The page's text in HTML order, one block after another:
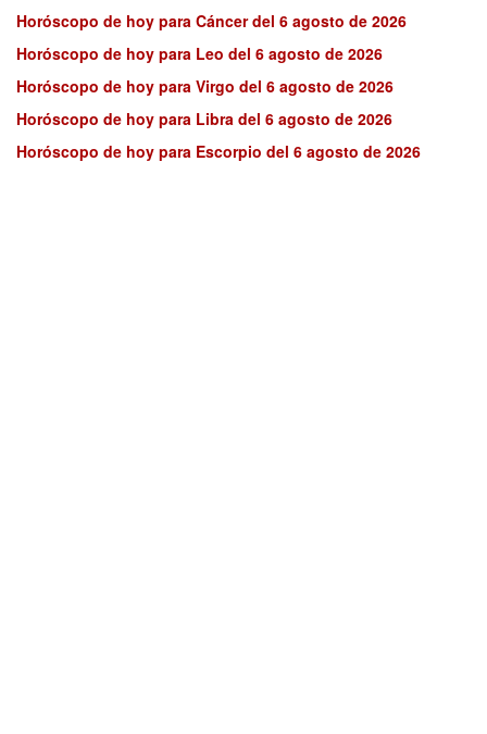
Horóscopo de hoy para Cáncer del 6 agosto de 2026
Horóscopo de hoy para Leo del 6 agosto de 2026
Horóscopo de hoy para Virgo del 6 agosto de 2026
Horóscopo de hoy para Libra del 6 agosto de 2026
Horóscopo de hoy para Escorpio del 6 agosto de 2026